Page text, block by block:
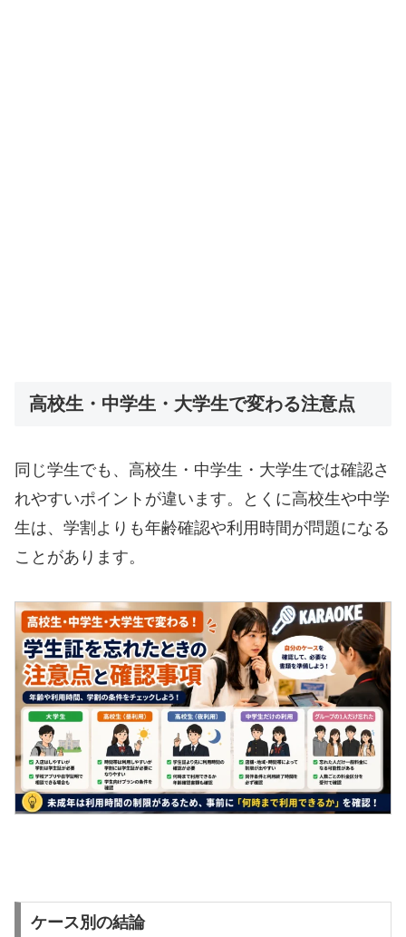
高校生・中学生・大学生で変わる注意点
同じ学生でも、高校生・中学生・大学生では確認さ
れやすいポイントが違います。とくに高校生や中学
生は、学割よりも年齢確認や利用時間が問題になる
ことがあります。
ケース別の結論